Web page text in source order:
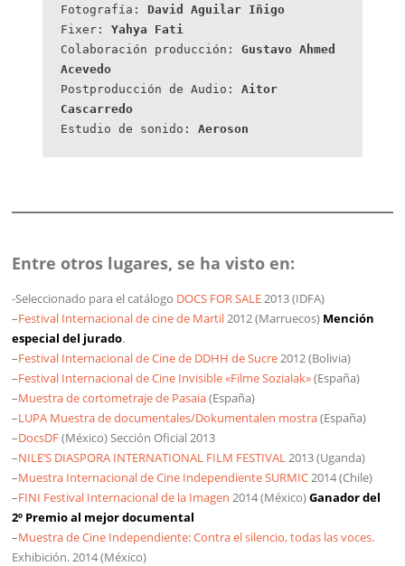
Fotografía: David Aguilar Iñigo
Fixer: Yahya Fati
Colaboración producción: Gustavo Ahmed
Acevedo
Postproducción de Audio: Aitor
Cascarredo
Estudio de sonido: Aeroson
Entre otros lugares, se ha visto en:
-Seleccionado para el catálogo DOCS FOR SALE2013 (IDFA)
–Festival Internacional de cine de Martil2012 (Marruecos) Mención
especial del jurado.
–Festival Internacional de Cine de DDHH de Sucre2012 (Bolivia)
–Festival Internacional de Cine Invisible «Filme Sozialak»(España)
–Muestra de cortometraje de Pasaia(España)
–LUPA Muestra de documentales/Dokumentalen mostra(España)
–DocsDF(México) Sección Oficial 2013
–NILE’S DIASPORA INTERNATIONAL FILM FESTIVAL2013 (Uganda)
–Muestra Internacional de Cine Independiente SURMIC2014 (Chile)
–FINI Festival Internacional de la Imagen 2014 (México)Ganador del
2º Premio al mejor documental
–Muestra de Cine Independiente: Contra el silencio, todas las voces.
Exhibición. 2014 (México)